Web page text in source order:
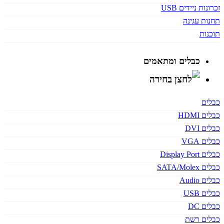
זכרונות ניידים USB
תחנות עגינה
תוכנות
כבלים ומתאמים
כבלים
כבלים HDMI
כבלים DVI
כבלים VGA
כבלים Display Port
כבלים SATA/Molex
כבלים Audio
כבלים USB
כבלים DC
כבלים רשת